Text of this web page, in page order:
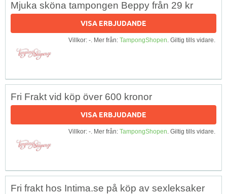
Mjuka sköna tampongen Beppy från 29 kr
VISA ERBJUDANDE
Villkor: -. Mer från: TampongShopen. Giltig tills vidare.
Fri Frakt vid köp över 600 kronor
VISA ERBJUDANDE
Villkor: -. Mer från: TampongShopen. Giltig tills vidare.
Fri frakt hos Intima.se på köp av sexleksaker